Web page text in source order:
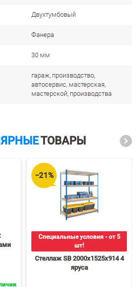
Двухтумбовый
Фанера
30 мм
гараж, производство,
автосервис, мастерская,
мастерской, производства
ТОВАРЫ
−21%
Специальные условия - от 5
шт!
Стеллаж SB 2000х1525х914 4
яруса